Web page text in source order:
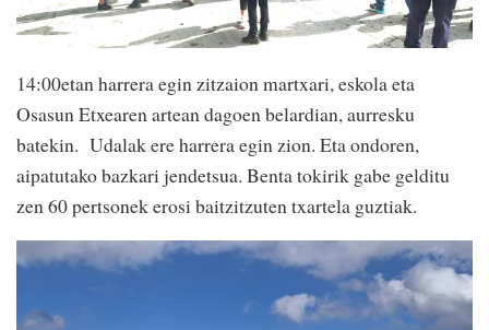
14:00etan harrera egin zitzaion martxari, eskola eta
Osasun Etxearen artean dagoen belardian, aurresku
batekin. Udalak ere harrera egin zion. Eta ondoren,
aipatutako bazkari jendetsua. Benta tokirik gabe gelditu
zen 60 pertsonek erosi baitzitzuten txartela guztiak.